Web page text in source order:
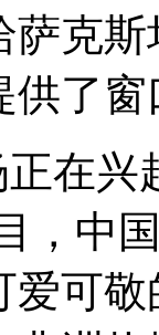
萨克
供了窗
在兴
，中
爱可